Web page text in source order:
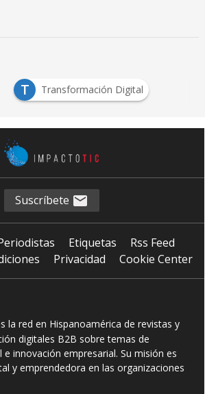
T Transformación Digital
Suscríbete
Etiquetas
Rss Feed
Privacidad Cookie Center
la red en Hispanoamérica de revistas y
digitales B2B sobre temas de
innovación empresarial. Su misión es
y emprendedora en las organizaciones